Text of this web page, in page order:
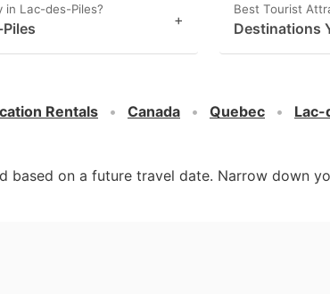
in Lac-des-Piles?
+
Best Tourist
Destinations
Rentals Canada Quebec Lac-
based on a future travel date. Narrow down